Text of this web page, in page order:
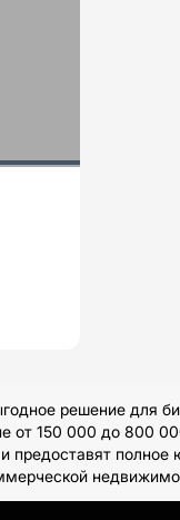
решение для
150 000 до 800